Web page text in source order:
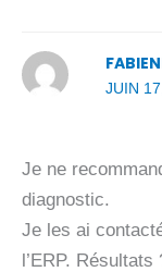
JUIN
Je ne
diagnostic.
Je les ai
l’ERP.